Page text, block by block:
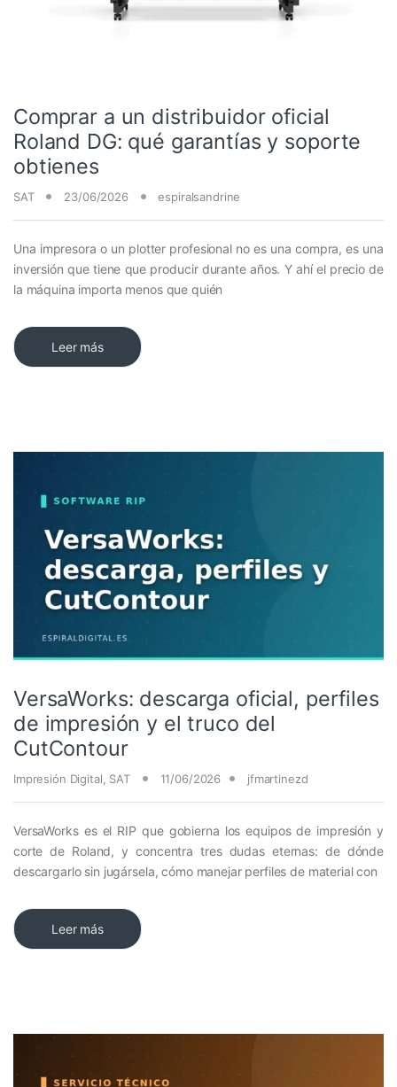
Comprar a un distribuidor oficial
Roland DG: qué garantías y soporte
obtienes
SAT 23/06/2026 espiralsandrine
Una impresora o un plotter profesional no es una compra, es una
inversión que tiene que producir durante años. Y ahí el precio de
la máquina importa menos que quién
Leer más
VersaWorks: descarga oficial, perfiles
de impresión y el truco del
CutContour
Impresión Digital SAT 11/06/2026 jfmartinezd
VersaWorks es el RIP que gobierna los equipos de impresión y
corte de Roland, y concentra tres dudas eternas: de dónde
descargarlo sin jugársela, cómo manejar perfiles de material con
Leer más